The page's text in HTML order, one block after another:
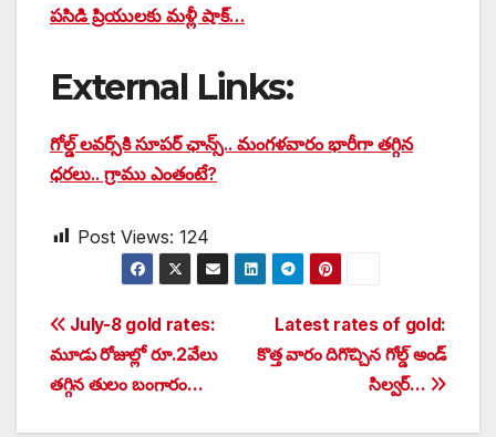
పసిడి ప్రియులకు మళ్లీ షాక్…
External Links:
గోల్డ్ లవర్స్‌కి సూపర్ ఛాన్స్.. మంగళవారం భారీగా తగ్గిన
ధరలు.. గ్రాము ఎంతంటే?
Post Views: 124
Post
navigation
Latest rates of gold:
కొత్త వారం దిగొచ్చిన గోల్డ్ అండ్
సిల్వర్…
July-8 gold rates:
మూడు రోజుల్లో రూ.2వేలు
తగ్గిన తులం బంగారం…